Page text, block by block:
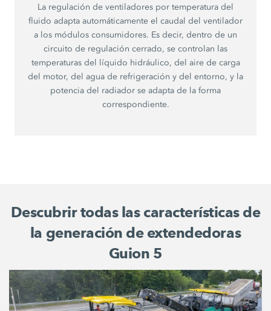
La regulación de ventiladores por temperatura del
fluido adapta automáticamente el caudal del ventilador
a los módulos consumidores. Es decir, dentro de un
circuito de regulación cerrado, se controlan las
temperaturas del líquido hidráulico, del aire de carga
del motor, del agua de refrigeración y del entorno, y la
potencia del radiador se adapta de la forma
correspondiente.
Descubrir todas las características de
la generación de extendedoras
Guion 5